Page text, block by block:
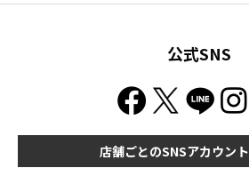
公式SNS
店舗ごとのSNSアカウン